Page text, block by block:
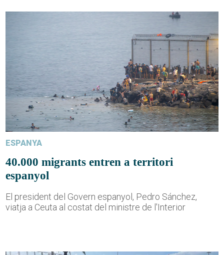
ESPANYA
40.000 migrants entren a territori
espanyol
El president del Govern espanyol, Pedro Sánchez,
viatja a Ceuta al costat del ministre de l'Interior